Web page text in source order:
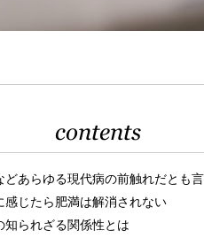
contents
あらゆる現代病の前触れだとも言
じたら肥満は解消されない
られざる関係性とは